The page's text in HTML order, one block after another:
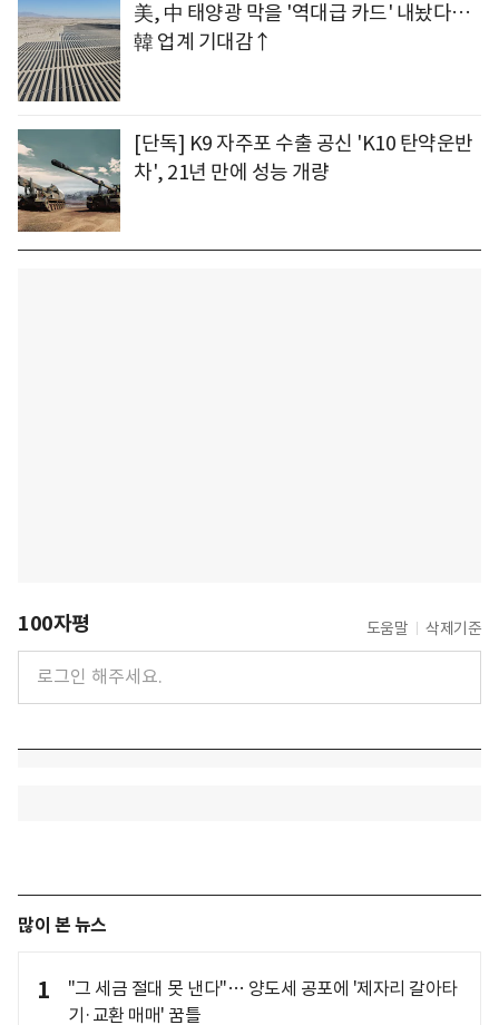
美, 中 태양광 막을 '역대급 카드' 내놨다…
韓 업계 기대감↑
[단독] K9 자주포 수출 공신 'K10 탄약운반
차', 21년 만에 성능 개량
100자평 도움말 삭제기준
많이 본 뉴스
1
"그 세금 절대 못 낸다"… 양도세 공포에 '제자리 갈아타
기·교환 매매' 꿈틀